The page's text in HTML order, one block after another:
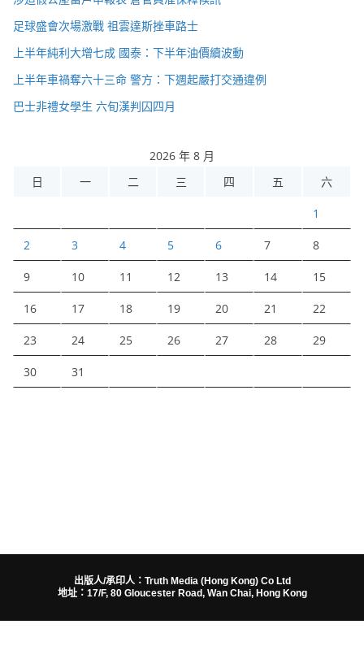
足球盛會次場激戰 祖雲達斯挫車路士
上半年純利大增七成 國泰：下半年油價續波動
上半年車禍奪六十三命 警方：下週起嚴打交通違例
巴士非禮女學生 六旬漢判囚四月
2026 年 8 月
日
一 二 三 四 五 六
1
2 3 4 5 6 7 8
9 10 11 12 13 14 15
16 17 18 19 20 21 22
23 24 25 26 27 28 29
30 31
出版人/承印人：Truth Media (Hong Kong) Co Ltd
地址：17/F, 80 Gloucester Road, Wan Chai, Hong Kong